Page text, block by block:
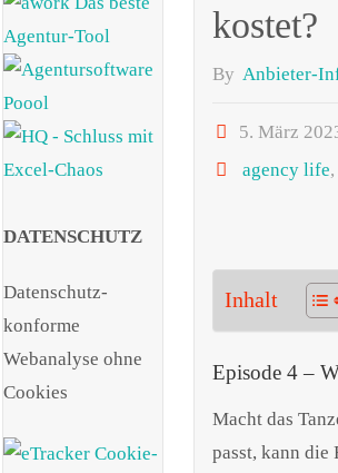
kostet?
By Anbieter-
5. März
agency life,
Inhalt
Episode 4 –
Macht das
passt, kann die
DATENSCHUTZ
Datenschutz-
konforme
Webanalyse ohne
Cookies